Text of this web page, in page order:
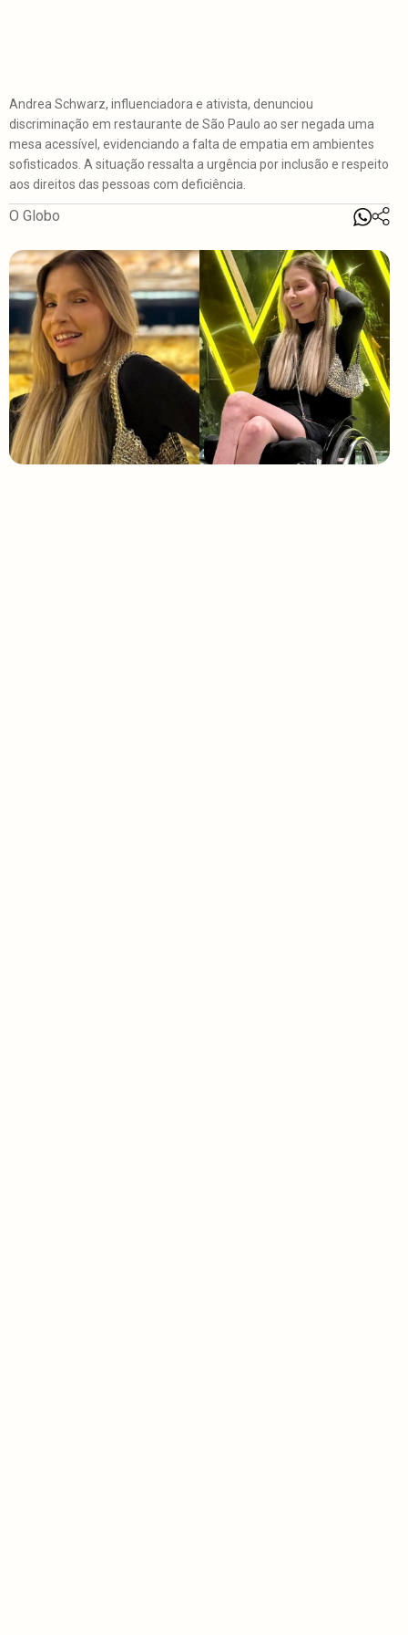
Andrea Schwarz, influenciadora e ativista, denunciou
discriminação em restaurante de São Paulo ao ser negada uma
mesa acessível, evidenciando a falta de empatia em ambientes
sofisticados. A situação ressalta a urgência por inclusão e respeito
aos direitos das pessoas com deficiência.
O Globo